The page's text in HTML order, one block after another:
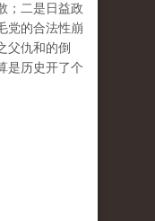
；二是日益政
党的合法性崩
父仇和的倒
是历史开了个